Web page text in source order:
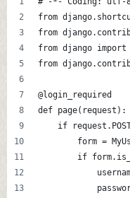
from
from
from django import
from
@login_required
def page(request):
if
form =
if